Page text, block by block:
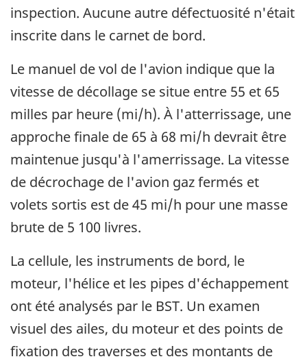
inspection. Aucune autre défectuosité n'était
inscrite dans le carnet de bord.
Le manuel de vol de l'avion indique que la
vitesse de décollage se situe entre 55 et 65
milles par heure (mi/h). À l'atterrissage, une
approche finale de 65 à 68 mi/h devrait être
maintenue jusqu'à l'amerrissage. La vitesse
de décrochage de l'avion gaz fermés et
volets sortis est de 45 mi/h pour une masse
brute de 5 100 livres.
La cellule, les instruments de bord, le
moteur, l'hélice et les pipes d'échappement
ont été analysés par le BST. Un examen
visuel des ailes, du moteur et des points de
fixation des traverses et des montants de